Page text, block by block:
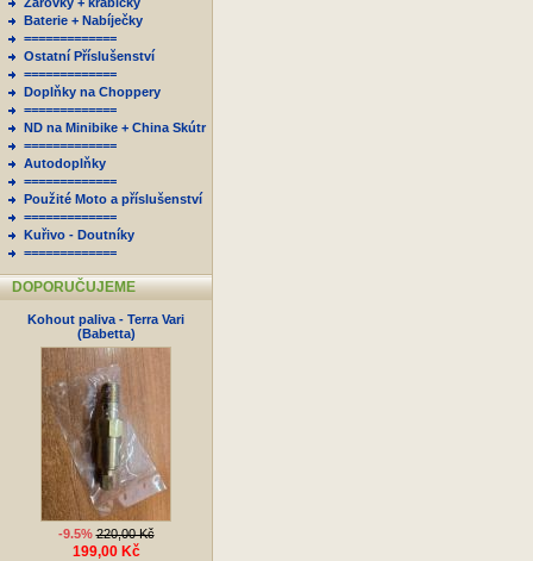
Baterie + Nabíječky
=============
Ostatní Příslušenství
=============
Doplňky na Choppery
=============
ND na Minibike + China Skútr
=============
Autodoplňky
=============
Použité Moto a příslušenství
=============
Kuřivo - Doutníky
=============
DOPORUČUJEME
Kohout paliva - Terra Vari
(Babetta)
-9.5%220,00 Kč
199,00 Kč